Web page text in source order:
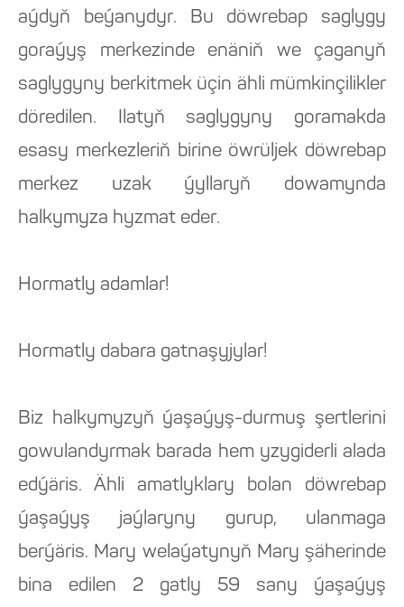
aýdyň beýanydyr. Bu döwrebap saglygy
goraýyş merkezinde enäniň we çaganyň
saglygyny berkitmek üçin ähli mümkinçilikler
döredilen. Ilatyň saglygyny goramakda
esasy merkezleriň birine öwrüljek döwrebap
merkez uzak ýyllaryň dowamynda
halkymyza hyzmat eder.
Hormatly adamlar!
Hormatly dabara gatnaşyjylar!
Biz halkymyzyň ýaşaýyş-durmuş şertlerini
gowulandyrmak barada hem yzygiderli alada
edýäris. Ähli amatlyklary bolan döwrebap
ýaşaýyş jaýlaryny gurup, ulanmaga
berýäris. Mary welaýatynyň Mary şäherinde
bina edilen 2 gatly 59 sany ýaşaýyş